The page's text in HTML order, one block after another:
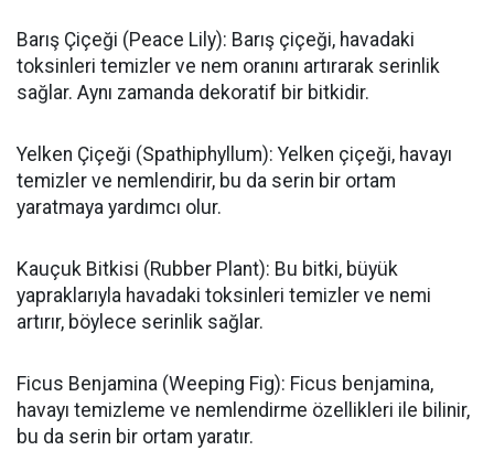
Barış Çiçeği (Peace Lily): Barış çiçeği, havadaki
toksinleri temizler ve nem oranını artırarak serinlik
sağlar. Aynı zamanda dekoratif bir bitkidir.
Yelken Çiçeği (Spathiphyllum): Yelken çiçeği, havayı
temizler ve nemlendirir, bu da serin bir ortam
yaratmaya yardımcı olur.
Kauçuk Bitkisi (Rubber Plant): Bu bitki, büyük
yapraklarıyla havadaki toksinleri temizler ve nemi
artırır, böylece serinlik sağlar.
Ficus Benjamina (Weeping Fig): Ficus benjamina,
havayı temizleme ve nemlendirme özellikleri ile bilinir,
bu da serin bir ortam yaratır.